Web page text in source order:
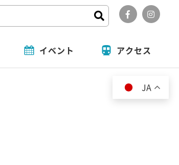
イベント アクセス
JA